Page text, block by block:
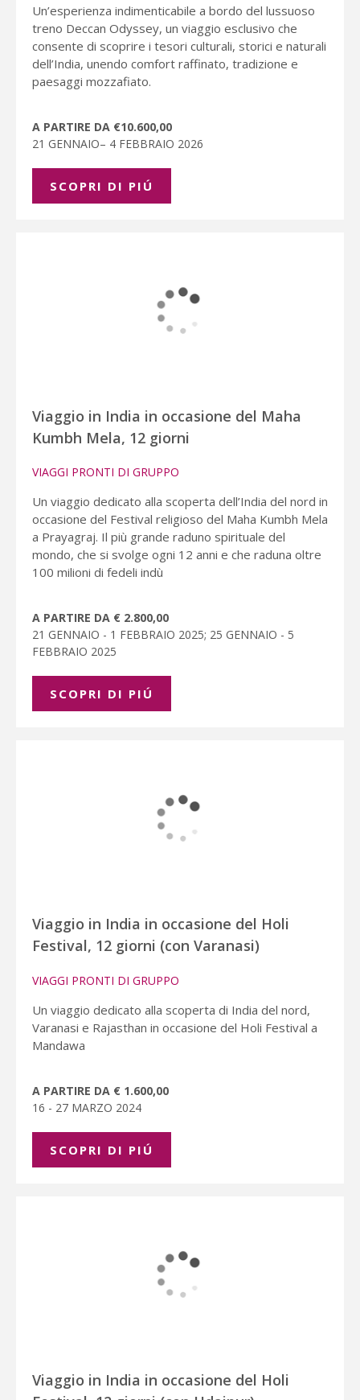
Un’esperienza indimenticabile a bordo del lussuoso
treno Deccan Odyssey, un viaggio esclusivo che
consente di scoprire i tesori culturali, storici e naturali
dell’India, unendo comfort raffinato, tradizione e
paesaggi mozzafiato.
A PARTIRE DA €10.600,00
21 GENNAIO– 4 FEBBRAIO 2026
SCOPRI DI PIÚ
Viaggio in India in occasione del Maha
Kumbh Mela, 12 giorni
VIAGGI PRONTI DI GRUPPO
Un viaggio dedicato alla scoperta dell’India del nord in
occasione del Festival religioso del Maha Kumbh Mela
a Prayagraj. Il più grande raduno spirituale del
mondo, che si svolge ogni 12 anni e che raduna oltre
100 milioni di fedeli indù
A PARTIRE DA € 2.800,00
21 GENNAIO - 1 FEBBRAIO 2025; 25 GENNAIO - 5
FEBBRAIO 2025
SCOPRI DI PIÚ
Viaggio in India in occasione del Holi
Festival, 12 giorni (con Varanasi)
VIAGGI PRONTI DI GRUPPO
Un viaggio dedicato alla scoperta di India del nord,
Varanasi e Rajasthan in occasione del Holi Festival a
Mandawa
A PARTIRE DA € 1.600,00
16 - 27 MARZO 2024
SCOPRI DI PIÚ
Viaggio in India in occasione del Holi